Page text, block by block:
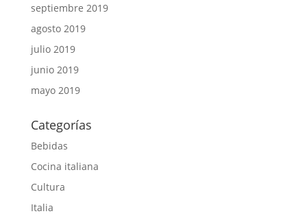
septiembre 2019
agosto 2019
julio 2019
junio 2019
mayo 2019
Categorías
Bebidas
Cocina italiana
Cultura
Italia